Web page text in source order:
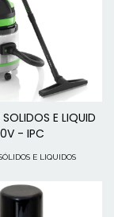
E LIQUID
- IPC
E LIQUIDOS